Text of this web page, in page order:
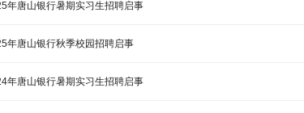
年唐山银行暑期实习生招聘启事
年唐山银行秋季校园招聘启事
年唐山银行暑期实习生招聘启事